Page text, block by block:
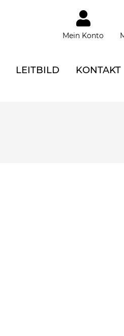
Mein Konto
LEITBILD KONTAKT